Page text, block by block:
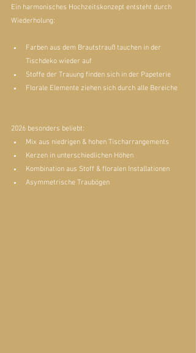
Ein harmonisches Hochzeitskonzept entsteht durch
Wiederholung:
Farben aus dem Brautstrauß tauchen in der
Tischdeko wieder auf
Stoffe der Trauung finden sich in der Papeterie
Florale Elemente ziehen sich durch alle Bereiche
2026 besonders beliebt:
Mix aus niedrigen & hohen Tischarrangements
Kerzen in unterschiedlichen Höhen
Kombination aus Stoff & floralen Installationen
Asymmetrische Traubögen